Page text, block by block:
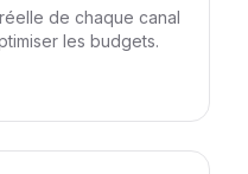
de chaque canal
les budgets.